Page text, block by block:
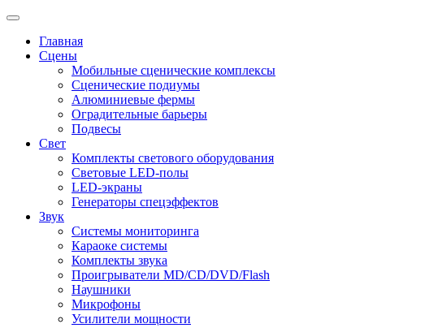
Главная
Сцены
Мобильные сценические комплексы
Сценические подиумы
Алюминиевые фермы
Оградительные барьеры
Подвесы
Свет
Комплекты светового оборудования
Световые LED-полы
LED-экраны
Генераторы спецэффектов
Звук
Системы мониторинга
Караоке системы
Комплекты звука
Проигрыватели MD/CD/DVD/Flash
Наушники
Микрофоны
Усилители мощности